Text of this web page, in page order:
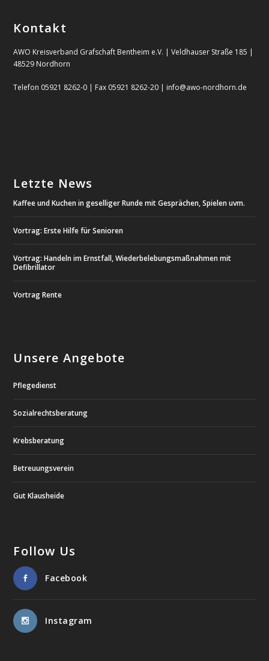
Kontakt
AWO Kreisverband Grafschaft Bentheim e.V. | Veldhauser Straße 185 |
48529 Nordhorn
Telefon 05921 8262-0 | Fax 05921 8262-20 | info@awo-nordhorn.de
Letzte News
Kaffee und Kuchen in geselliger Runde mit Gesprächen, Spielen uvm.
Vortrag: Erste Hilfe für Senioren
Vortrag: Handeln im Ernstfall, Wiederbelebungsmaßnahmen mit
Defibrillator
Vortrag Rente
Unsere Angebote
Pflegedienst
Sozialrechtsberatung
Krebsberatung
Betreuungsverein
Gut Klausheide
Follow Us
Facebook
Instagram